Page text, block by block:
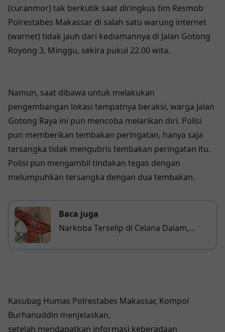
(curanmor) tak berkutik saat diringkus tim Resmob
Polrestabes Makassar di salah satu warung internet
(warnet) tidak jauh dari kediamannya di Jalan Gotong
Royong 3, Minggu, sekira pukul 22.00 wita.
Namun, saat dibawa untuk melakukan
pengembangan lokasi tempatnya beraksi, warga Jalan
Gotong Raya ini pun mencoba melarikan diri. Polisi
pun memberikan tembakan peringatan, hanya saja
tersangka tidak mengubris tembakan peringatan itu.
Polisi pun mengambil tindakan tegas dengan
melumpuhkan tersangka dengan dua tembakan.
Baca juga
Narkoba Terselip di Celana Dalam,
Kasubag Humas Polrestabes Makassar, Kompol
Burhanuddin menjelaskan,
setelah mendapatkan informasi keberadaan